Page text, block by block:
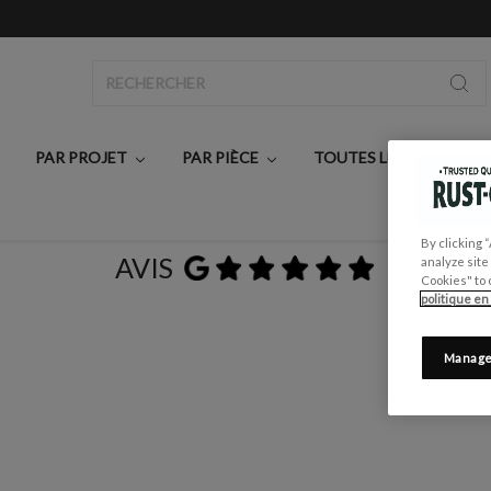
PAR PROJET PAR PIÈCE TOUTES LES PEINTURES
AVIS
By clicking
analyze
Cookies" to
politique